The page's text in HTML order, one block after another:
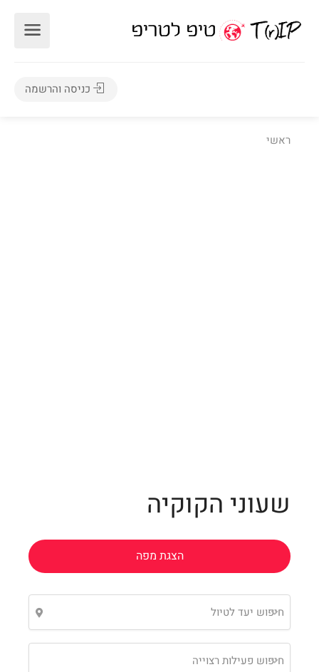
כניסה והרשמה
ראשי
שעוני הקוקיה
הצגת מפה
חיפוש יעד לטיול
חיפוש פעילות רצוייה